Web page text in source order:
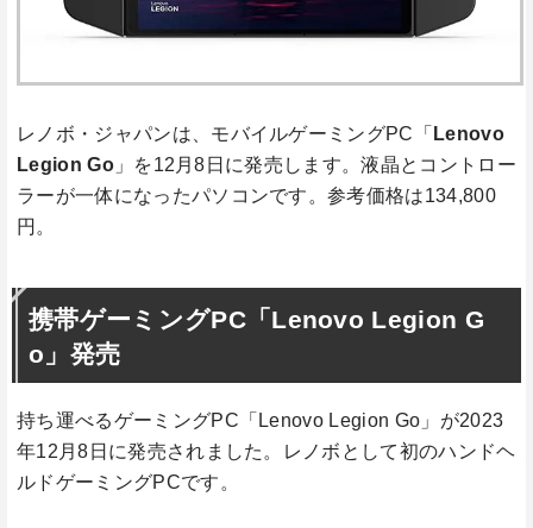
レノボ・ジャパンは、モバイルゲーミングPC「 Lenovo
Legion Go」を12月8日に発売します。液晶とコントロー
ラーが一体になったパソコンです。参考価格は134,800
円。
携帯ゲーミングPC「Lenovo Legion G
o」発売
持ち運べるゲーミングPC「Lenovo Legion Go」が2023
年12月8日に発売されました。レノボとして初のハンドヘ
ルドゲーミングPCです。